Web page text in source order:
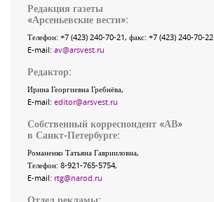
Редакция газеты
«Арсеньевские вести»:
Телефон: +7 (423) 240-70-21, факс: +7 (423) 240-70-22
E-mail: av@arsvest.ru
Редактор:
Ирина Георгиевна Гребнёва,
E-mail: editor@arsvest.ru
Собственный корреспондент «АВ»
в Санкт-Петербурге:
Романенко Татьяна Гаврииловна,
Телефон: 8-921-765-5754,
E-mail: rtg@narod.ru